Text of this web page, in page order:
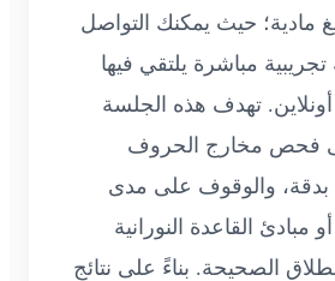
مادية؛ حيث يمكنك التواصل
مباشرة يلتقي فيها
أونلاين. تهدف هذه الجلسة
فحص مخارج الحروف
بدقة، والوقوف على مدى
مبادئ القاعدة النورانية
الصحيحة. بناءً على نتائج